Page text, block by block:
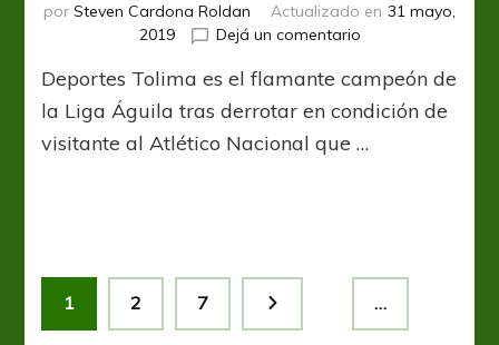
por Steven Cardona Roldan Actualizado en 31 mayo,
2019
Dejá un comentarioen
consagró
frente
un
Deportes Tolima es el flamante campeón de
la Liga Águila tras derrotar en condición de
visitante al Atlético Nacional que …
Paginación
de
Página
1 Página
2 …
Página
7